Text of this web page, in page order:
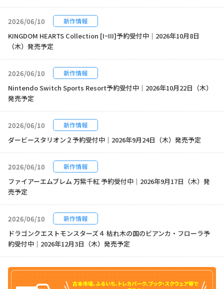
2026/06/10 新作情報
KINGDOM HEARTS Collection [I~III]予約受付中｜2026年10月8日
（木）発売予定
2026/06/10 新作情報
Nintendo Switch Sports Resort予約受付中｜2026年10月22日（木）
発売予定
2026/06/10 新作情報
ダービースタリオン２予約受付中｜2026年9月24日（木）発売予定
2026/06/10 新作情報
ファイアーエムブレム 万紫千紅 予約受付中｜2026年9月17日（木）発
売予定
2026/06/10 新作情報
ドラゴンクエストモンスターズ４ 枯れ木の国のビアンカ・フローラ予
約受付中｜2026年12月3日（木）発売予定